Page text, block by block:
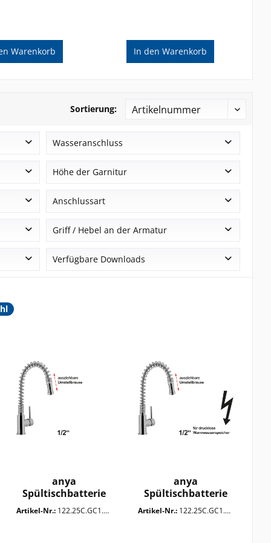
Warenkorb In den Warenkorb
Sortierung:
Wasseranschluss
3/8" ÜM
3/4" ÜM
Höhe der Garnitur
Aufbau H & J - Höhe ≈ 440-600 mm
Anschlussart
druckfest
Griff / Hebel an der Armatur
kurzer Stabhebel
Verfügbare Downloads
anya
Spültischbatterie
1/2"
Artikel-Nr.: 122.25C.GC1.0HQ
anya
Spültischbatterie
1/2" ND
Artikel-Nr.:122.25C.GC1.YHQ